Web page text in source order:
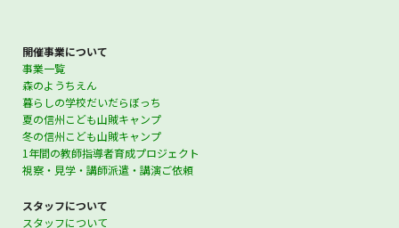
開催事業について
事業一覧
森のようちえん
暮らしの学校だいだらぼっち
夏の信州こども山賊キャンプ
冬の信州こども山賊キャンプ
1年間の教師指導者育成プロジェクト
視察・見学・講師派遣・講演ご依頼
スタッフについて
スタッフについて